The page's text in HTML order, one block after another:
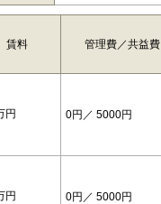
賃料 管理費／共益費
円 0円 ／ 5000円
円 0円 ／ 5000円